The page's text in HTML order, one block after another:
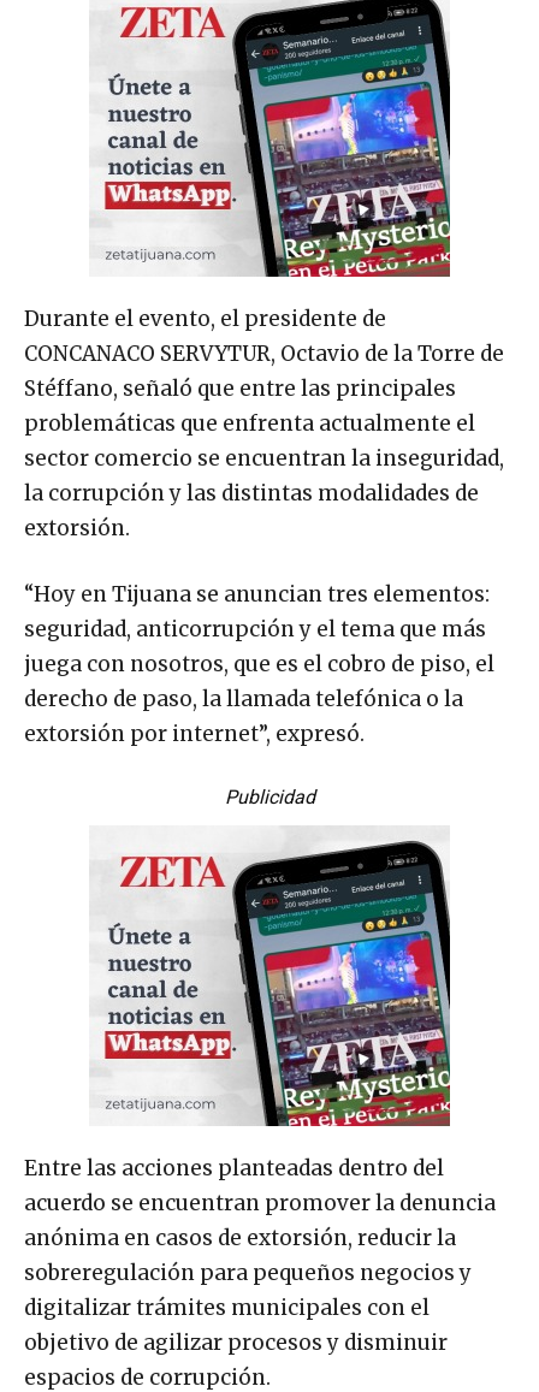
Durante el evento, el presidente de
CONCANACO SERVYTUR, Octavio de la Torre de
Stéffano, señaló que entre las principales
problemáticas que enfrenta actualmente el
sector comercio se encuentran la inseguridad,
la corrupción y las distintas modalidades de
extorsión.
“Hoy en Tijuana se anuncian tres elementos:
seguridad, anticorrupción y el tema que más
juega con nosotros, que es el cobro de piso, el
derecho de paso, la llamada telefónica o la
extorsión por internet”, expresó.
Publicidad
Entre las acciones planteadas dentro del
acuerdo se encuentran promover la denuncia
anónima en casos de extorsión, reducir la
sobreregulación para pequeños negocios y
digitalizar trámites municipales con el
objetivo de agilizar procesos y disminuir
espacios de corrupción.